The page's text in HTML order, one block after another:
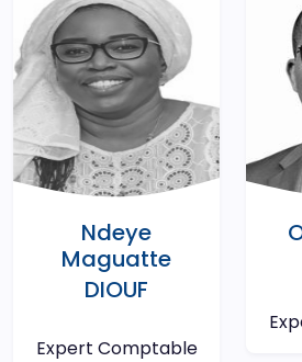
Ndeye
Maguatte
DIOUF
Expert Comptable